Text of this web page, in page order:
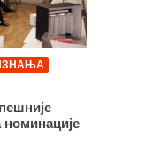
номинације